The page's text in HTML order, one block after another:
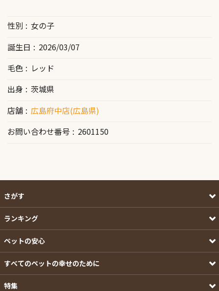
性別
女の子
誕生日
2026/03/07
毛色
レッド
出身
茨城県
店舗
広島府中店(広島県)
お問い合わせ番号
2601150
さがす
ランキング
ペットの安心
すべてのペットの幸せのために
特集